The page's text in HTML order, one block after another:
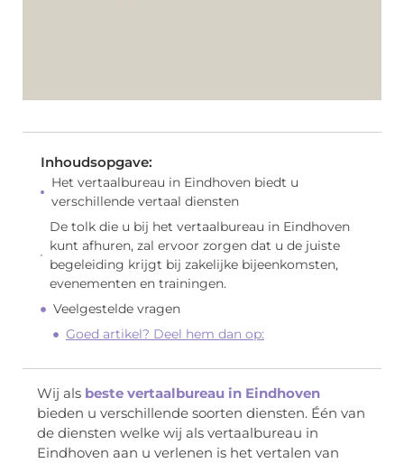
Inhoudsopgave:
Het vertaalbureau in Eindhoven biedt u
verschillende vertaal diensten
De tolk die u bij het vertaalbureau in Eindhoven
kunt afhuren, zal ervoor zorgen dat u de juiste
begeleiding krijgt bij zakelijke bijeenkomsten,
evenementen en trainingen.
Veelgestelde vragen
Goed artikel? Deel hem dan op:
Wij als beste vertaalbureau in Eindhoven
bieden u verschillende soorten diensten. Één van
de diensten welke wij als vertaalbureau in
Eindhoven aan u verlenen is het vertalen van